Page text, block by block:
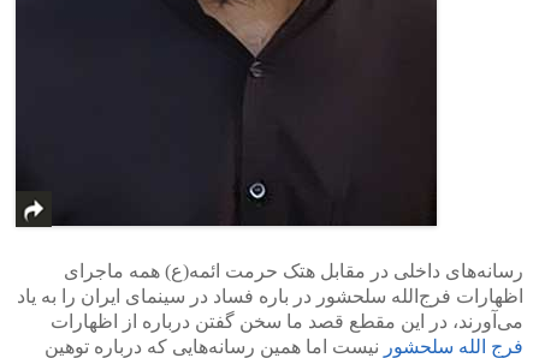
رسانه‌های داخلی در مقابل هتک حرمت ائمه(ع) همه ماجرای
اظهارات فرج‌الله سلحشور در باره فساد در سینمای ایران را به یاد
می‌آورند، در این مقطع قصد ما سخن گفتن درباره از اظهارات
فرج الله سلحشور نیست اما همین رسانه‌هایی که درباره توهین